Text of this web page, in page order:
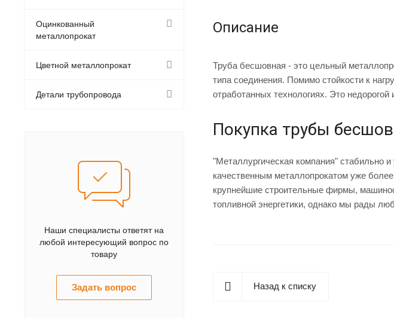
Описание
Труба бесшовная - это цельный
типа соединения. Помимо стойкости к
отработанных технологиях. Это
Покупка трубы
"Металлургическая компания" стабильно
качественным металлопрокатом уже
крупнейшие строительные фирмы,
топливной энергетики, однако мы рады
Назад к списку
Оцинкованный
металлопрокат
Цветной металлопрокат
Детали трубопровода
Наши специалисты ответят на
любой интересующий вопрос по
товару
Задать вопрос